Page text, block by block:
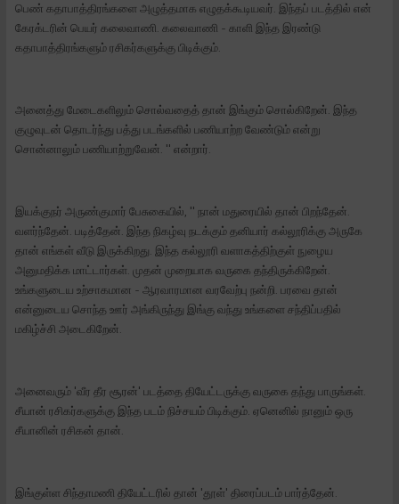
பெண் கதாபாத்திரங்களை அழுத்தமாக எழுதக்கூடியவர். இந்தப் படத்தில் என்
கேரக்டரின் பெயர் கலைவாணி. கலைவாணி - காளி இந்த இரண்டு
கதாபாத்திரங்களும் ரசிகர்களுக்கு பிடிக்கும்.
அனைத்து மேடைகளிலும் சொல்வதைத் தான் இங்கும் சொல்கிறேன். இந்த
குழுவுடன் தொடர்ந்து பத்து படங்களில் பணியாற்ற வேண்டும் என்று
சொன்னாலும் பணியாற்றுவேன். '' என்றார்.
இயக்குநர் அருண்குமார் பேசுகையில், '' நான் மதுரையில் தான் பிறந்தேன்.
வளர்ந்தேன். படித்தேன். இந்த நிகழ்வு நடக்கும் தனியார் கல்லூரிக்கு அருகே
தான் எங்கள் வீடு இருக்கிறது. இந்த கல்லூரி வளாகத்திற்குள் நுழைய
அனுமதிக்க மாட்டார்கள். முதன் முறையாக வருகை தந்திருக்கிறேன்.
உங்களுடைய உற்சாகமான - ஆரவாரமான வரவேற்பு நன்றி. பரவை தான்
என்னுடைய சொந்த ஊர் அங்கிருந்து இங்கு வந்து உங்களை சந்திப்பதில்
மகிழ்ச்சி அடைகிறேன்.‌
அனைவரும் 'வீர தீர சூரன்' படத்தை தியேட்டருக்கு வருகை தந்து பாருங்கள்.
சீயான் ரசிகர்களுக்கு இந்த படம் நிச்சயம் பிடிக்கும். ஏனெனில் நானும் ஒரு
சீயானின் ரசிகன் தான்.
இங்குள்ள சிந்தாமணி தியேட்டரில் தான் 'தூள்' திரைப்படம் பார்த்தேன்.